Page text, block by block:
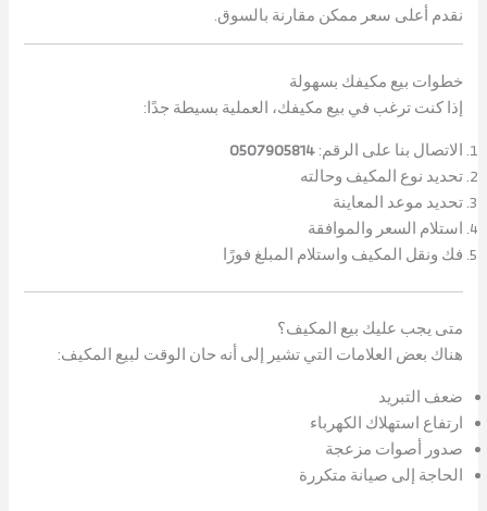
نقدم أعلى سعر ممكن مقارنة بالسوق.
خطوات بيع مكيفك بسهولة
إذا كنت ترغب في بيع مكيفك، العملية بسيطة جدًا:
الاتصال بنا على الرقم:0507905814
تحديد نوع المكيف وحالته
تحديد موعد المعاينة
استلام السعر والموافقة
فك ونقل المكيف واستلام المبلغ فورًا
متى يجب عليك بيع المكيف؟
هناك بعض العلامات التي تشير إلى أنه حان الوقت لبيع المكيف:
ضعف التبريد
ارتفاع استهلاك الكهرباء
صدور أصوات مزعجة
الحاجة إلى صيانة متكررة